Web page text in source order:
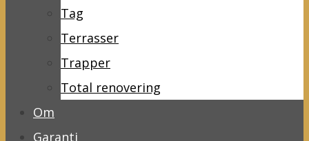
Tag
Terrasser
Trapper
Total renovering
Om
Garanti